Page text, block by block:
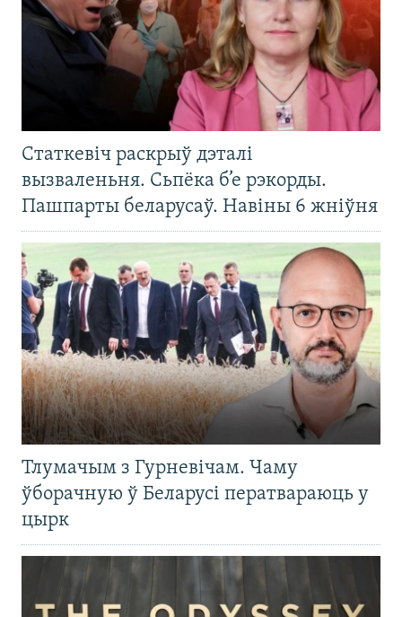
Статкевіч раскрыў дэталі
вызваленьня. Сьпёка б’е рэкорды.
Пашпарты беларусаў. Навіны 6 жніўня
Тлумачым з Гурневічам. Чаму
ўборачную ў Беларусі ператвараюць у
цырк